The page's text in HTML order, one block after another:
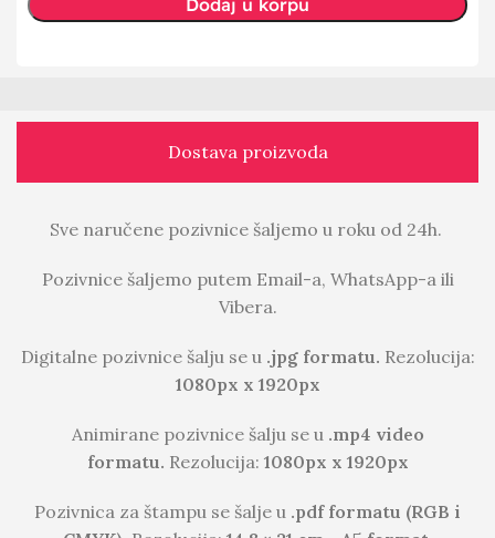
Dostava proizvoda
Sve naručene pozivnice šaljemo u roku od 24h.
Pozivnice šaljemo putem Email-a, WhatsApp-a ili
Vibera.
Digitalne pozivnice šalju se u .jpg formatu. Rezolucija:
1080px x 1920px
Animirane pozivnice šalju se u .mp4 video
formatu. Rezolucija: 1080px x 1920px
Pozivnica za štampu se šalje u .pdf formatu (RGB i